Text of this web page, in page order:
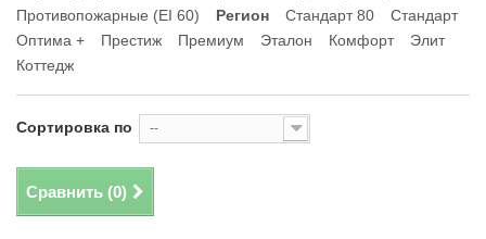
Противопожарные (EI 60)
Регион Стандарт 80
Стандарт
Оптима +
Престиж Премиум Эталон Комфорт
Элит
Коттедж
Сортировка по --
Сравнить (0)